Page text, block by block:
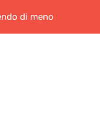
di meno